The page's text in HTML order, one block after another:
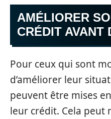
AMÉLIORER
CRÉDIT AVANT
Pour ceux qui sont
d’améliorer leur
peuvent être mises
leur crédit. Cela peut